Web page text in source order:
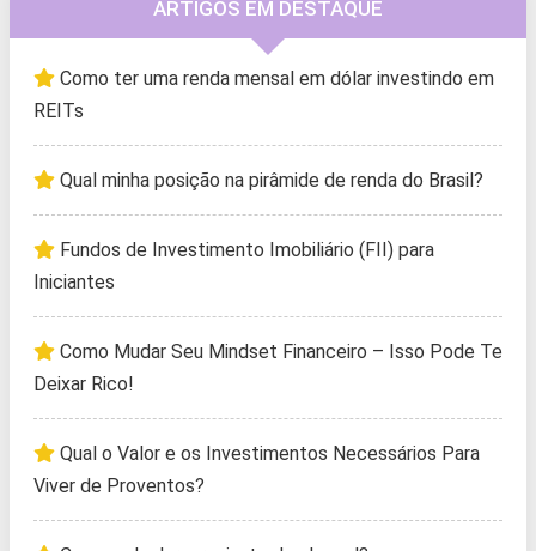
ARTIGOS EM DESTAQUE
Como ter uma renda mensal em dólar investindo em
REITs
Qual minha posição na pirâmide de renda do Brasil?
Fundos de Investimento Imobiliário (FII) para
Iniciantes
Como Mudar Seu Mindset Financeiro – Isso Pode Te
Deixar Rico!
Qual o Valor e os Investimentos Necessários Para
Viver de Proventos?